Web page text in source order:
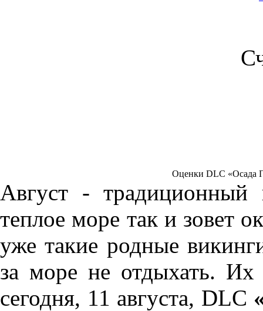
Оценки DLC «Осада
Август - традиционный
теплое море так и зовет
уже такие родные
за море не отдыхать.
сегодня, 11 августа, DLC